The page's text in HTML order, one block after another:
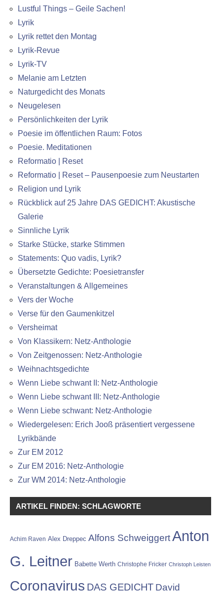
Lustful Things – Geile Sachen!
Lyrik
Lyrik rettet den Montag
Lyrik-Revue
Lyrik-TV
Melanie am Letzten
Naturgedicht des Monats
Neugelesen
Persönlichkeiten der Lyrik
Poesie im öffentlichen Raum: Fotos
Poesie. Meditationen
Reformatio | Reset
Reformatio | Reset – Pausenpoesie zum Neustarten
Religion und Lyrik
Rückblick auf 25 Jahre DAS GEDICHT: Akustische
Galerie
Sinnliche Lyrik
Starke Stücke, starke Stimmen
Statements: Quo vadis, Lyrik?
Übersetzte Gedichte: Poesietransfer
Veranstaltungen & Allgemeines
Vers der Woche
Verse für den Gaumenkitzel
Versheimat
Von Klassikern: Netz-Anthologie
Von Zeitgenossen: Netz-Anthologie
Weihnachtsgedichte
Wenn Liebe schwant II: Netz-Anthologie
Wenn Liebe schwant III: Netz-Anthologie
Wenn Liebe schwant: Netz-Anthologie
Wiedergelesen: Erich Jooß präsentiert vergessene
Lyrikbände
Zur EM 2012
Zur EM 2016: Netz-Anthologie
Zur WM 2014: Netz-Anthologie
ARTIKEL FINDEN: SCHLAGWORTE
Achim Raven Alex Dreppec Alfons SchweiggertAnton
G. Leitner Babette Werth Christophe Fricker Christoph Leisten
Coronavirus DAS GEDICHT David